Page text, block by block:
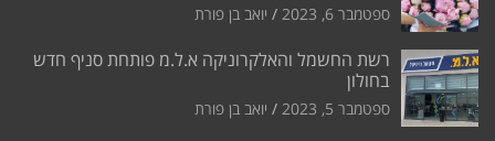
ספטמבר 6, 2023 יואב בן פורת
רשת החשמל והאלקרוניקה א.ל.מ פותחת סניף חדש
בחולון
ספטמבר 5, 2023 יואב בן פורת